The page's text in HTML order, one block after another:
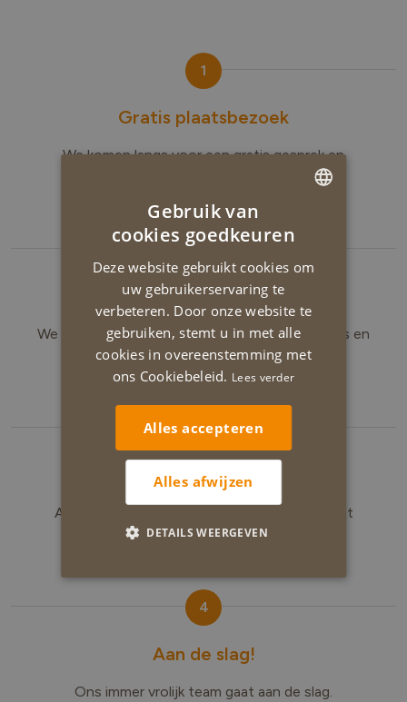
1
Gratis plaatsbezoek
We komen langs voor een gratis gesprek en
Voorstel op maat
We sturen je een offerte met een correcte prijs en
geen verrassingen.
3
Kleuradvies
Als je dat wil, komt onze specialiste langs met
kleuradvies of hulp bij technische vragen.
4
Aan de slag!
Ons immer vrolijk team gaat aan de slag.
Gebruik van
cookies goedkeuren
Deze website gebruikt cookies om
uw gebruikerservaring te
verbeteren. Door onze website te
gebruiken, stemt u in met alle
cookies in overeenstemming met
ons Cookiebeleid. Lees verder
Alles accepteren
Alles afwijzen
DETAILS WEERGEVEN